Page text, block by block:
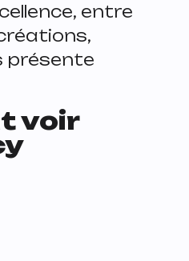
entre
présente
voir